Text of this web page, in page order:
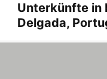
Unterkünfte in
Delgada,